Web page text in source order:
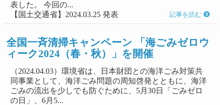
表した。 今回の...
【国土交通省】2024.03.25 発表
記事を読む
全国一斉清掃キャンペーン 「海ごみゼロウ
ィーク2024（春・秋）」を開催
（2024.04.03）環境省は、日本財団との海洋ごみ対策共
同事業として、海洋ごみ問題の周知啓発とともに、海洋
ごみの流出を少しでも防ぐために、5月30日「ごみゼロ
の日」、6月5...